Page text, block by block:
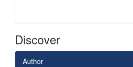
Discover
Author